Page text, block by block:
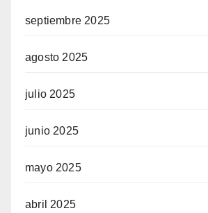
septiembre 2025
agosto 2025
julio 2025
junio 2025
mayo 2025
abril 2025